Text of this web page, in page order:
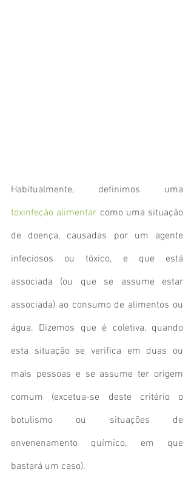
toxinfeção alimentar como uma situação
de doença, causadas por um agente
infeciosos ou tóxico, e que está
associada (ou que se assume estar
associada) ao consumo de alimentos ou
água. Dizemos que é coletiva, quando
esta situação se verifica em duas ou
mais pessoas e se assume ter origem
comum (excetua-se deste critério o
botulismo ou situações de
envenenamento químico, em que
bastará um caso).